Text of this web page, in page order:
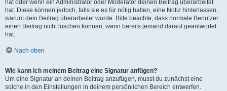
hat oder wenn ein Administrator oder Moderator deinen Beitrag überarbeitet
hat. Diese können jedoch, falls sie es für nötig halten, eine Notiz hinterlassen,
warum dein Beitrag überarbeitet wurde. Bitte beachte, dass normale Benutzer
einen Beitrag nicht löschen können, wenn bereits jemand darauf geantwortet
hat.
Nach oben
Wie kann ich meinem Beitrag eine Signatur anfügen?
Um eine Signatur an deinen Beitrag anzufügen, musst du zunächst eine
solche in den Einstellungen in deinem persönlichen Bereich entwerfen.